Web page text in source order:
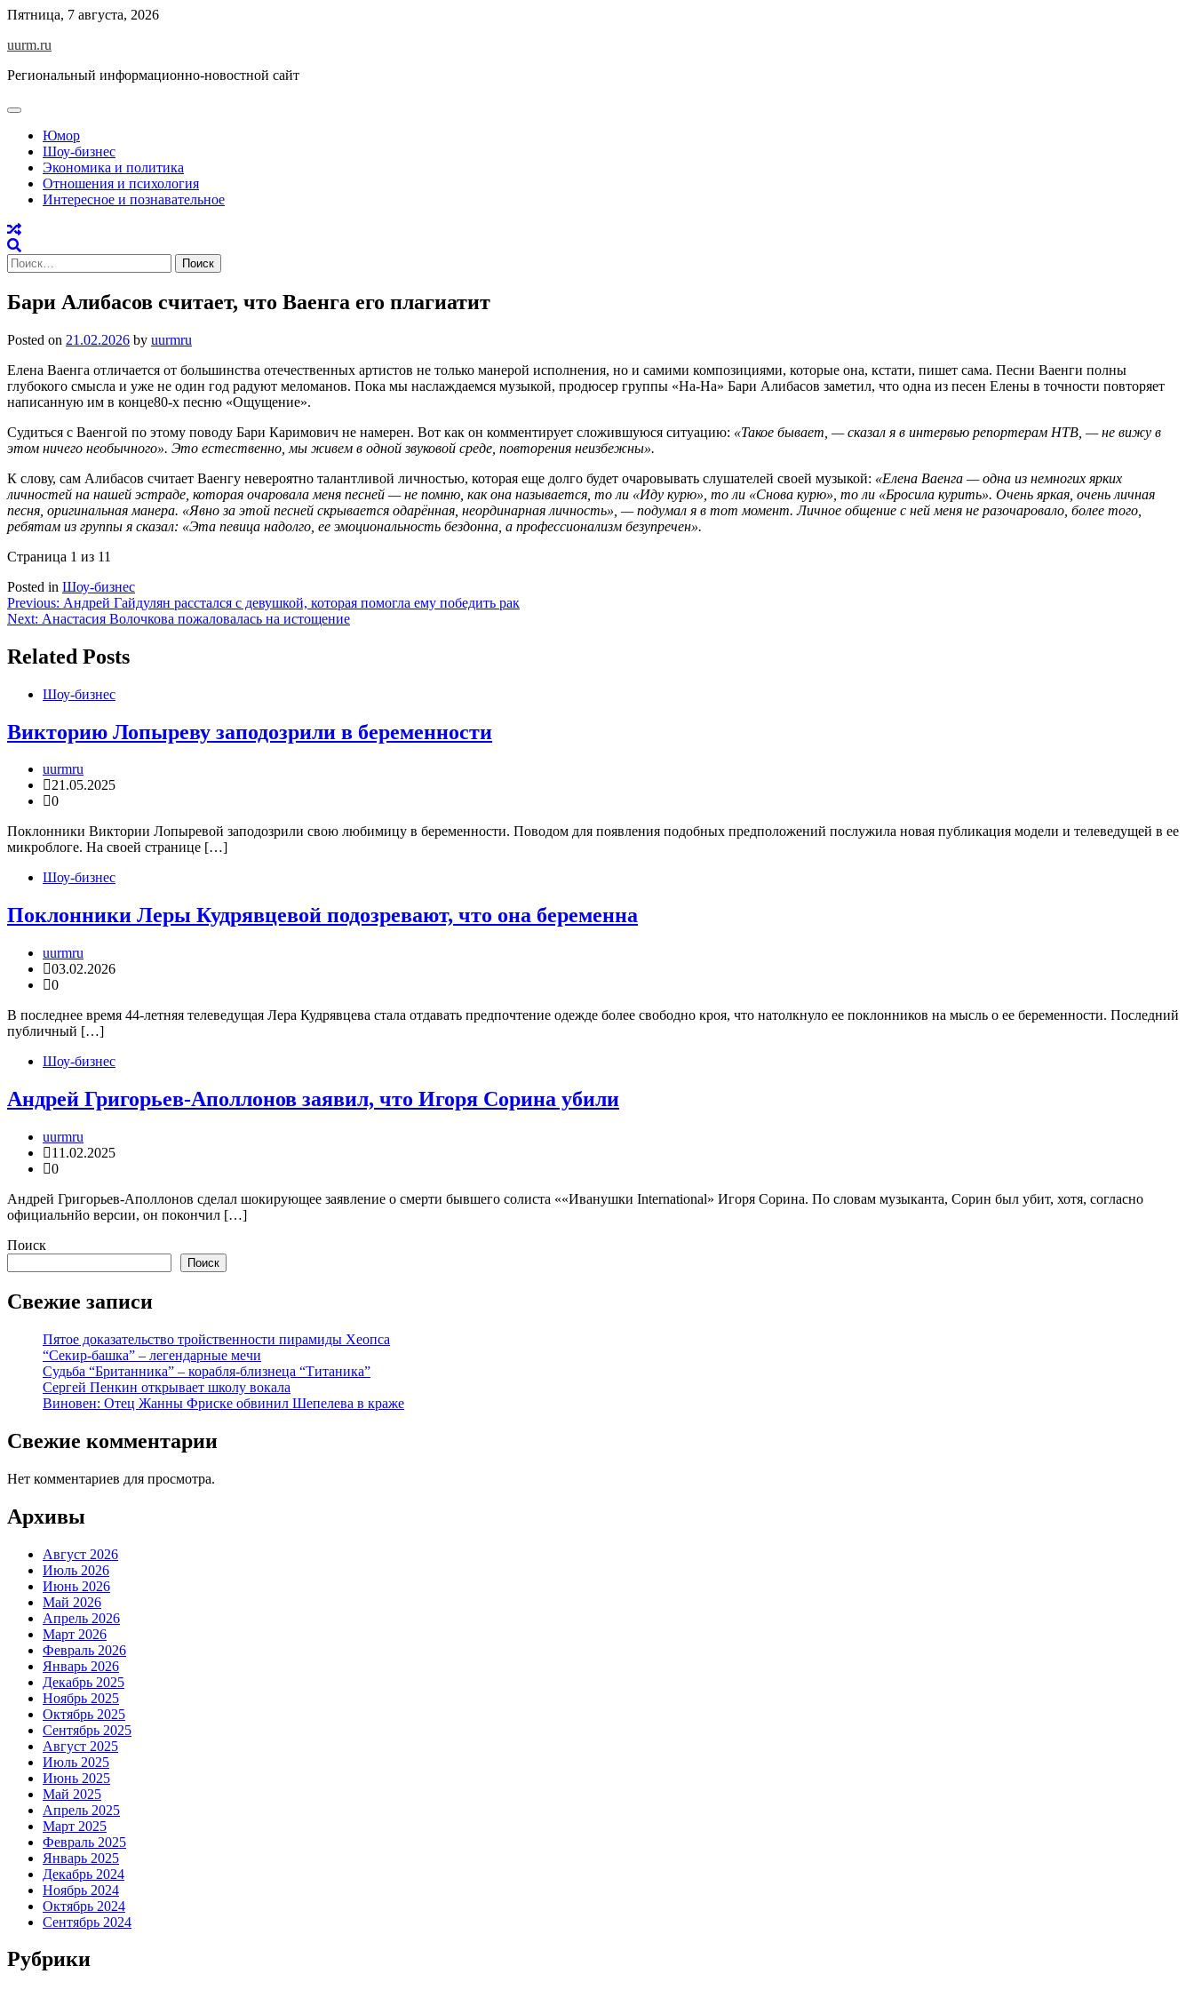
Skip
content
Пятница, 7 августа, 2026
uurm.ru
Региональный информационно-новостной сайт
Юмор
Шоу-бизнес
Экономика и политика
Отношения и психология
Интересное и познавательное
Найти:
Бари Алибасов считает, что Ваенга его плагиатит
Posted on 21.02.2026 by uurmru
Елена Ваенга отличается от большинства отечественных артистов не только манерой исполнения, но и самими композициями, которые она, кстати, пишет сама. Песни Ваенги полны
глубокого смысла и уже не один год радуют меломанов. Пока мы наслаждаемся музыкой, продюсер группы «На-На» Бари Алибасов заметил, что одна из песен Елены в точности повторяет
написанную им в конце80-х песню «Ощущение».
Судиться с Ваенгой по этому поводу Бари Каримович не намерен. Вот как он комментирует сложившуюся ситуацию: «Такое бывает, — сказал я в интервью репортерам НТВ, — не вижу в
этом ничего необычного». Это естественно, мы живем в одной звуковой среде, повторения неизбежны».
К слову, сам Алибасов считает Ваенгу невероятно талантливой личностью, которая еще долго будет очаровывать слушателей своей музыкой: «Елена Ваенга — одна из немногих ярких
личностей на нашей эстраде, которая очаровала меня песней — не помню, как она называется, то ли «Иду курю», то ли «Снова курю», то ли «Бросила курить». Очень яркая, очень личная
песня, оригинальная манера. «Явно за этой песней скрывается одарённая, неординарная личность», — подумал я в тот момент. Личное общение с ней меня не разочаровало, более того,
ребятам из группы я сказал: «Эта певица надолго, ее эмоциональность бездонна, а профессионализм безупречен».
Страница 1 из 11
Posted in Шоу-бизнес
Навигация
по
записям
Previous: Андрей Гайдулян расстался с девушкой, которая помогла ему победить рак
Next: Анастасия Волочкова пожаловалась на истощение
Related Posts
Шоу-бизнес
Викторию Лопыреву заподозрили в беременности
uurmru
21.05.2025
0
Поклонники Виктории Лопыревой заподозрили свою любимицу в беременности. Поводом для появления подобных предположений послужила новая публикация модели и телеведущей в ее
микроблоге. На своей странице […]
Шоу-бизнес
Поклонники Леры Кудрявцевой подозревают, что она беременна
uurmru
03.02.2026
0
В последнее время 44-летняя телеведущая Лера Кудрявцева стала отдавать предпочтение одежде более свободно кроя, что натолкнуло ее поклонников на мысль о ее беременности. Последний
публичный […]
Шоу-бизнес
Андрей Григорьев-Аполлонов заявил, что Игоря Сорина убили
uurmru
11.02.2025
0
Андрей Григорьев-Аполлонов сделал шокирующее заявление о смерти бывшего солиста ««Иванушки International» Игоря Сорина. По словам музыканта, Сорин был убит, хотя, согласно
официальнйо версии, он покончил […]
Поиск
Поиск
Свежие записи
Пятое доказательство тройственности пирамиды Хеопса
“Секир-башка” – легендарные мечи
Судьба “Британника” – корабля-близнеца “Титаника”
Сергей Пенкин открывает школу вокала
Виновен: Отец Жанны Фриске обвинил Шепелева в краже
Свежие комментарии
Нет комментариев для просмотра.
Архивы
Август 2026
Июль 2026
Июнь 2026
Май 2026
Апрель 2026
Март 2026
Февраль 2026
Январь 2026
Декабрь 2025
Ноябрь 2025
Октябрь 2025
Сентябрь 2025
Август 2025
Июль 2025
Июнь 2025
Май 2025
Апрель 2025
Март 2025
Февраль 2025
Январь 2025
Декабрь 2024
Ноябрь 2024
Октябрь 2024
Сентябрь 2024
Рубрики